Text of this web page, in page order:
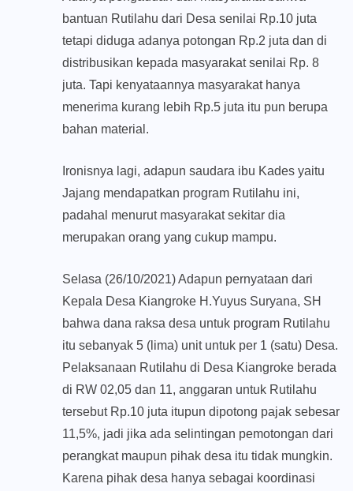
bantuan Rutilahu dari Desa senilai Rp.10 juta
tetapi diduga adanya potongan Rp.2 juta dan di
distribusikan kepada masyarakat senilai Rp. 8
juta. Tapi kenyataannya masyarakat hanya
menerima kurang lebih Rp.5 juta itu pun berupa
bahan material.
Ironisnya lagi, adapun saudara ibu Kades yaitu
Jajang mendapatkan program Rutilahu ini,
padahal menurut masyarakat sekitar dia
merupakan orang yang cukup mampu.
Selasa (26/10/2021) Adapun pernyataan dari
Kepala Desa Kiangroke H.Yuyus Suryana, SH
bahwa dana raksa desa untuk program Rutilahu
itu sebanyak 5 (lima) unit untuk per 1 (satu) Desa.
Pelaksanaan Rutilahu di Desa Kiangroke berada
di RW 02,05 dan 11, anggaran untuk Rutilahu
tersebut Rp.10 juta itupun dipotong pajak sebesar
11,5%, jadi jika ada selintingan pemotongan dari
perangkat maupun pihak desa itu tidak mungkin.
Karena pihak desa hanya sebagai koordinasi